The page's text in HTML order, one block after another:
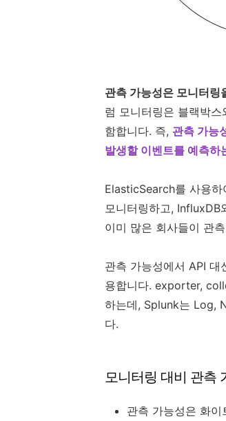
관측 가능성은 모니터링
럼 모니터링은 블랙박
함합니다. 즉, 관측 가능
발생할 이벤트를 예측하
ElasticSearch를 사용
모니터링하고,
이미 많은 회사들이 관
관측 가능성에서 API
용합니다. exporter,
하는데, Splunk는 Log,
다.
모니터링 대비 관측
관측 가능성은 화